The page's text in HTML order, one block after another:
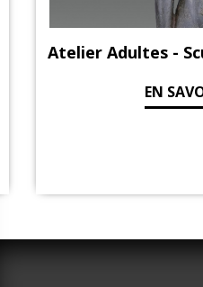
Atelier Adultes -
EN